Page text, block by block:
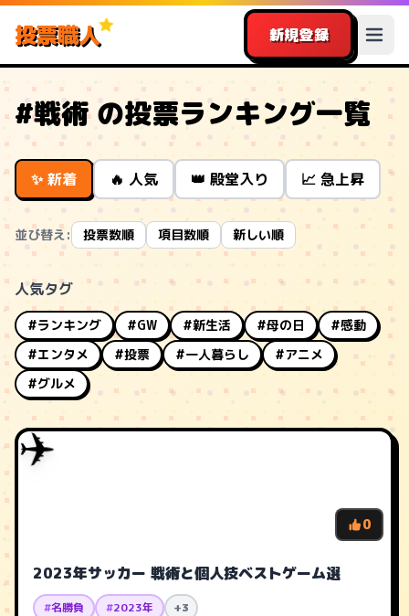
投票職人 新規登録
#戦術 の投票ランキング一覧
✨ 新着 🔥 人気 👑 殿堂入り 📈 急上昇
並び替え: 投票数順 項目数順 新しい順
人気タグ
#ランキング #GW #新生活 #母の日
#感動
#エンタメ
#投票 #一人暮らし
#アニメ
#グルメ
✈️
0
2023年サッカー 戦術と個人技ベストゲーム選
#名勝負 #2023年 +3